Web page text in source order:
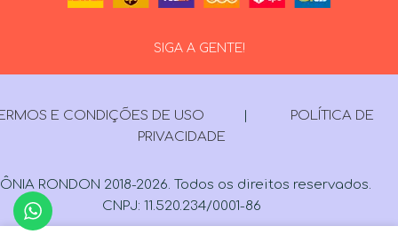
SIGA A GENTE!
E CONDIÇÕES DE USO
POLÍTICA DE
PRIVACIDADE
RONDON 2018-2026. Todos os direitos reservados.
CNPJ: 11.520.234/0001-86